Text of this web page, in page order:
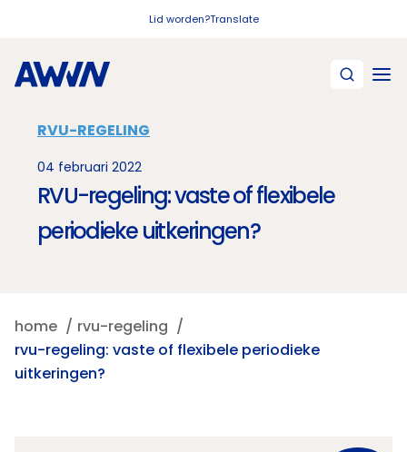
Lid worden?Translate
RVU-REGELING
04 februari 2022
RVU-regeling: vaste of flexibele
periodieke uitkeringen?
home
rvu-regeling
rvu-regeling: vaste of flexibele periodieke
uitkeringen?